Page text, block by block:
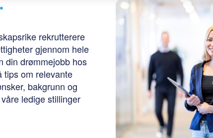
rekrutterere
gjennom hele
din drømmejobb hos
tips om relevante
bakgrunn og
ledige stillinger